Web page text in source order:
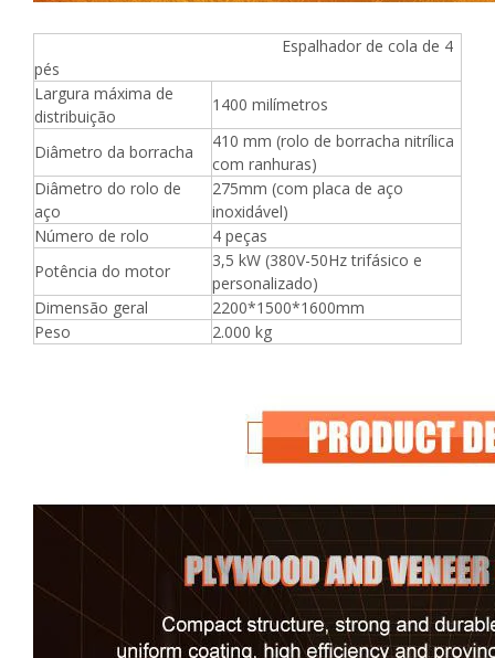
Espalhador de cola de 4
pés
Largura máxima de
distribuição
1400 milímetros
Diâmetro da borracha
410 mm (rolo de borracha nitrílica
com ranhuras)
Diâmetro do rolo de
aço
275mm (com placa de aço
inoxidável)
Número de rolo
4 peças
Potência do motor
3,5 kW (380V-50Hz trifásico e
personalizado)
Dimensão geral
2200*1500*1600mm
Peso
2.000 kg